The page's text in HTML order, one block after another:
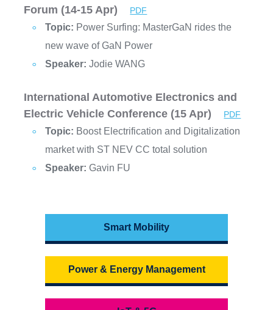
Forum (14-15 Apr)
PDF
Topic: Power Surfing: MasterGaN rides the
new wave of GaN Power
Speaker: Jodie WANG
International Automotive Electronics and
Electric Vehicle Conference (15 Apr)
PDF
Topic: Boost Electrification and Digitalization
market with ST NEV CC total solution
Speaker: Gavin FU
Smart Mobility
Power & Energy Management